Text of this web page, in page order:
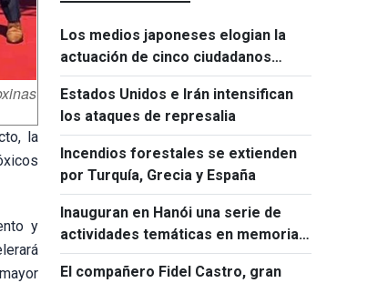
la
y
Los medios japoneses elogian la
actuación de cinco ciudadanos
vietnamitas tras el terremoto de
Kumamoto
Estados Unidos e Irán intensifican
los ataques de represalia
Incendios forestales se extienden
por Turquía, Grecia y España
Inauguran en Hanói una serie de
actividades temáticas en memoria
de Ho Chi Minh y Fidel Castro
El compañero Fidel Castro, gran